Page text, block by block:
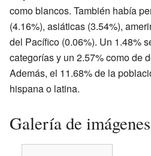
como blancos. También había
(4.16%), asiáticas (3.54%),
del Pacífico (0.06%). Un 1.48%
categorías y un 2.57% como de
Además, el 11.68% de la
hispana o latina.
Galería de imágenes